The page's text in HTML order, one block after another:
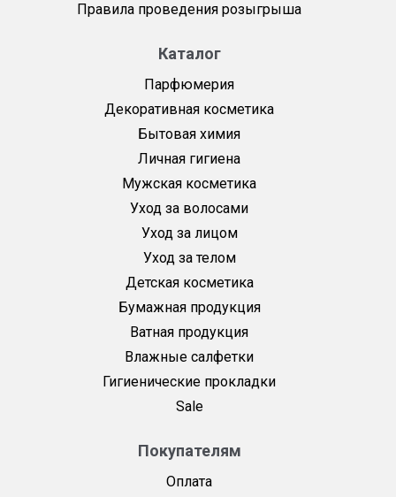
Правила проведения розыгрыша
Каталог
Парфюмерия
Декоративная косметика
Бытовая химия
Личная гигиена
Мужская косметика
Уход за волосами
Уход за лицом
Уход за телом
Детская косметика
Бумажная продукция
Ватная продукция
Влажные салфетки
Гигиенические прокладки
Sale
Покупателям
Оплата